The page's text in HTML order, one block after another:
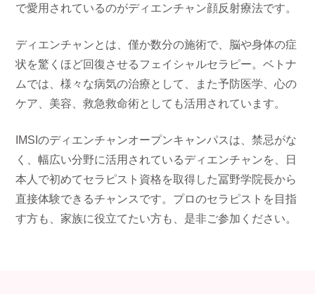
で愛用されているのがディエンチャン顔反射療法です。
ディエンチャンとは、僅か数分の施術で、脳や身体の症
状を驚くほど回復させるフェイシャルセラピー。ベトナ
ムでは、様々な病気の治療として、また予防医学、心の
ケア、美容、救急救命術としても活用されています。
IMSIのディエンチャンオープンキャンパスは、禁忌がな
く、幅広い分野に活用されているディエンチャンを、日
本人で初めてセラピスト資格を取得した冨野学院長から
直接体験できるチャンスです。プロのセラピストを目指
す方も、家族に役立てたい方も、是非ご参加ください。